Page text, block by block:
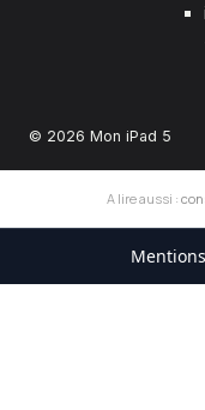
© 2026 Mon iPad 5
A lire aussi :